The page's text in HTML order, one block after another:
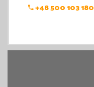
+48 500 103 180